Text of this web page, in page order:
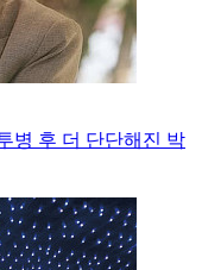
병 후 더 단단해진 박